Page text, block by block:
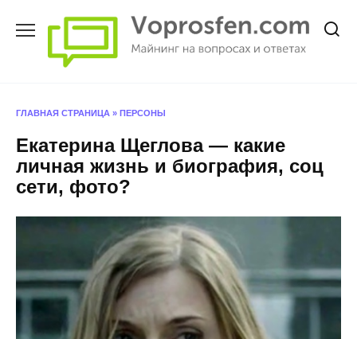
ГЛАВНАЯ СТРАНИЦА » ПЕРСОНЫ
Екатерина Щеглова — какие
личная жизнь и биография, соц
сети, фото?